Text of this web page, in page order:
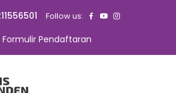
Follow us:
Formulir Pendaftaran